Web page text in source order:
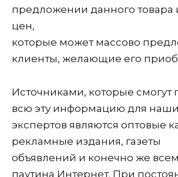
предложении данного товара
цен,
которые может массово
клиенты, желающие его
Источниками, которые смогут
всю эту информацию для
экспертов являются оптовые
рекламные издания, газеты
объявлений и конечно же
паутина Интернет. При